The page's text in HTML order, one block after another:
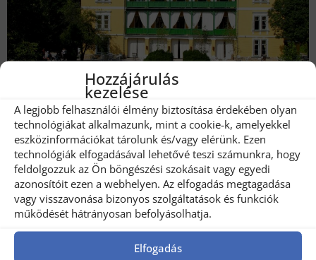
Hozzájárulás
kezelése
A legjobb felhasználói élmény biztosítása érdekében olyan
technológiákat alkalmazunk, mint a cookie-k, amelyekkel
eszközinformációkat tárolunk és/vagy elérünk. Ezen
technológiák elfogadásával lehetővé teszi számunkra, hogy
feldolgozzuk az Ön böngészési szokásait vagy egyedi
azonosítóit ezen a webhelyen. Az elfogadás megtagadása
vagy visszavonása bizonyos szolgáltatások és funkciók
működését hátrányosan befolyásolhatja.
Elfogadás
Hotelul Zabola Estate